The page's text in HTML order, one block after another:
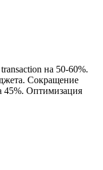
на 50-60%.
Сокращение
45%. Оптимизация